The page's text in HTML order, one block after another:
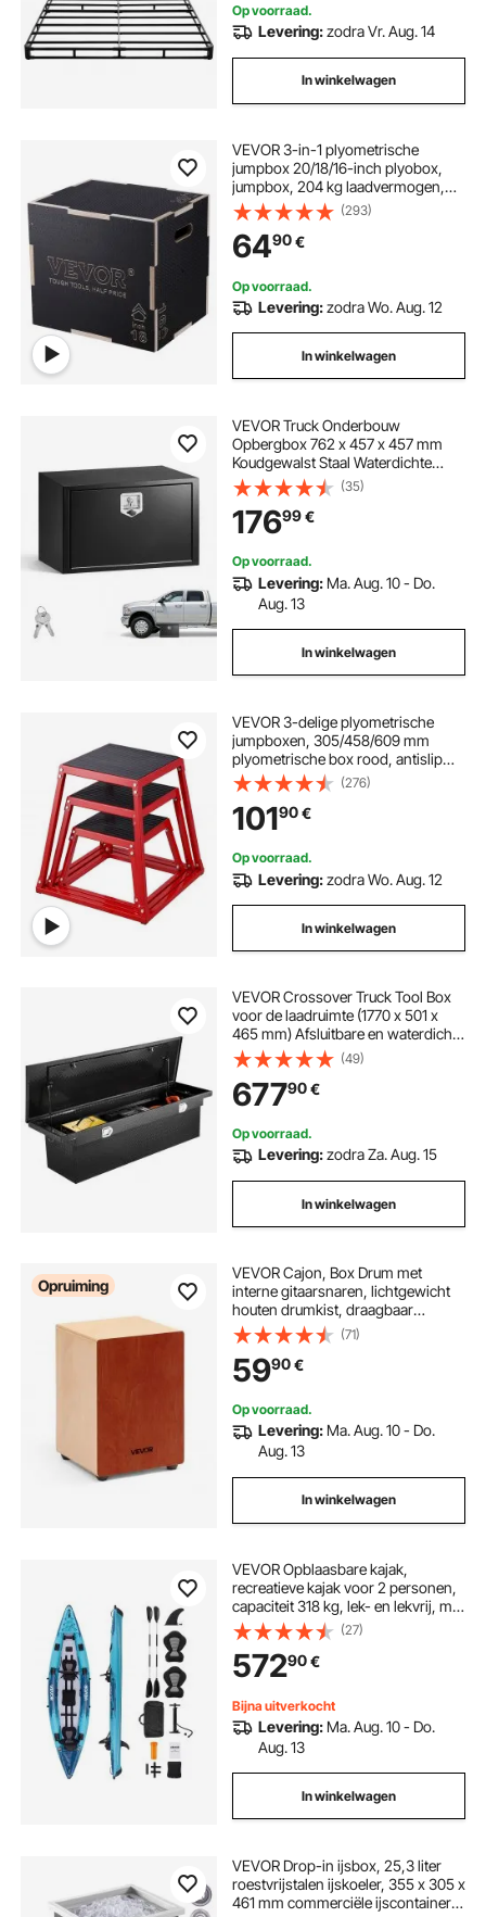
Op voorraad.
Levering:zodra Vr. Aug. 14
In winkelwagen
VEVOR 3-in-1 plyometrische
jumpbox 20/18/16-inch plyobox,
jumpbox, 204 kg laadvermogen,
fitnessoefening, step-up box voor
thuistraining, jumpkrachttraining,
zwart, verstelbare hoogte
(293)
6490€
Op voorraad.
Levering:zodra Wo. Aug. 12
In winkelwagen
VEVOR Truck Onderbouw
Opbergbox 762 x 457 x 457 mm
Koudgewalst Staal Waterdichte
Gereedschapskist met T-
handgreep en Slot voor
Vrachtwagens, Trailers,
Bestelwagens Gereedschapskist
Onderbouw Box Zwart
(35)
17699€
Op voorraad.
Levering: Ma. Aug. 10 - Do.
Aug. 13
In winkelwagen
VEVOR 3-delige plyometrische
jumpboxen, 305/458/609 mm
plyometrische box rood, antislip
fitness step-up boxset voor
thuisfitnesstraining, conditionele
krachttraining, draagbare
jumptraining
(276)
10190€
Op voorraad.
Levering:zodra Wo. Aug. 12
In winkelwagen
VEVOR Crossover Truck Tool Box
voor de laadruimte (1770 x 501 x
465 mm) Afsluitbare en waterdichte
gereedschapskisten van aluminium
met ruitstructuur, Truck Box voor
campertrailers Zwart
(49)
67790€
Op voorraad.
Levering:zodra Za. Aug. 15
In winkelwagen
Opruiming
VEVOR Cajon, Box Drum met
interne gitaarsnaren, lichtgewicht
houten drumkist, draagbaar
drummuziekinstrument met
siliconen voetjes, afgeronde
randen, voor beginners en
professionals, 305 x 305 x 430 mm
(71)
5990€
Op voorraad.
Levering: Ma. Aug. 10 - Do.
Aug. 13
In winkelwagen
VEVOR Opblaasbare kajak,
recreatieve kajak voor 2 personen,
capaciteit 318 kg, lek- en lekvrij, met
gevoerde zitting, PVC Drop Stitch-
vloer, 2 peddels, handpomp en
draagtas voor vissen en kamperen
(27)
57290€
Bijna uitverkocht
Levering: Ma. Aug. 10 - Do.
Aug. 13
In winkelwagen
VEVOR Drop-in ijsbox, 25,3 liter
roestvrijstalen ijskoeler, 355 x 305 x
461 mm commerciële ijscontainer